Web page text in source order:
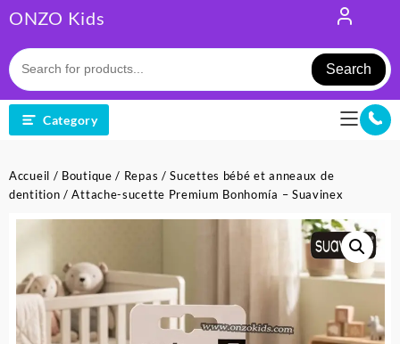
to
content
ONZO Kids
Search
Category
Accueil / Boutique / Repas /Sucettes bébé et anneaux de
dentition / Attache-sucette Premium Bonhomía – Suavinex